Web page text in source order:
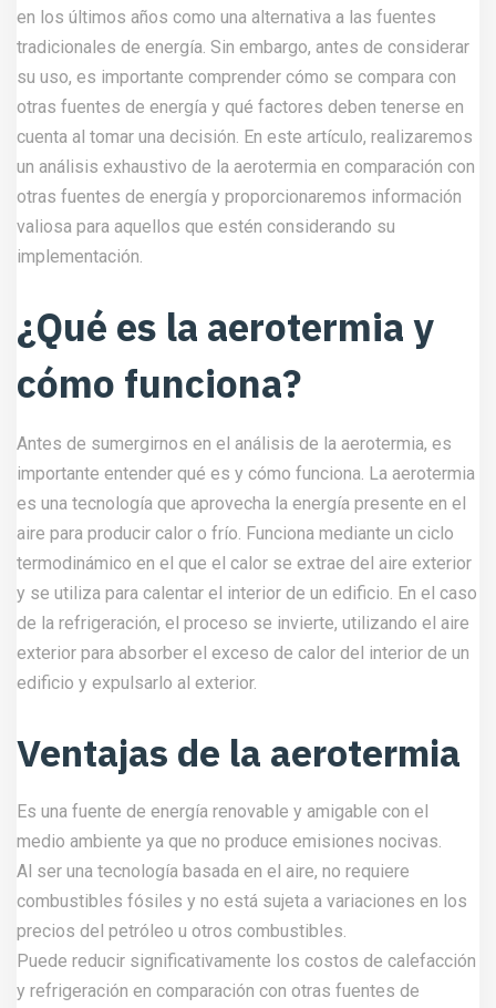
en los últimos años como una alternativa a las fuentes
tradicionales de energía. Sin embargo, antes de considerar
su uso, es importante comprender cómo se compara con
otras fuentes de energía y qué factores deben tenerse en
cuenta al tomar una decisión. En este artículo, realizaremos
un análisis exhaustivo de la aerotermia en comparación con
otras fuentes de energía y proporcionaremos información
valiosa para aquellos que estén considerando su
implementación.
¿Qué es la aerotermia y
cómo funciona?
Antes de sumergirnos en el análisis de la aerotermia, es
importante entender qué es y cómo funciona. La aerotermia
es una tecnología que aprovecha la energía presente en el
aire para producir calor o frío. Funciona mediante un ciclo
termodinámico en el que el calor se extrae del aire exterior
y se utiliza para calentar el interior de un edificio. En el caso
de la refrigeración, el proceso se invierte, utilizando el aire
exterior para absorber el exceso de calor del interior de un
edificio y expulsarlo al exterior.
Ventajas de la aerotermia
Es una fuente de energía renovable y amigable con el
medio ambiente ya que no produce emisiones nocivas.
Al ser una tecnología basada en el aire, no requiere
combustibles fósiles y no está sujeta a variaciones en los
precios del petróleo u otros combustibles.
Puede reducir significativamente los costos de calefacción
y refrigeración en comparación con otras fuentes de